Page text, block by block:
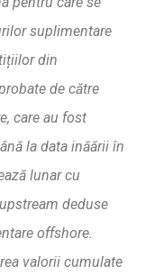
suplimentare
țiilor din
de către
care au fost
ă la data inăarii în
ă lunar cu
deduse
offshore.
valorii cumulate